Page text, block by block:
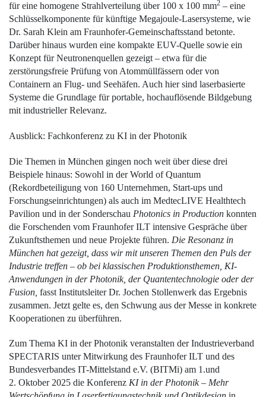
für eine homogene Strahlverteilung über100 x 100 mm2 – eine
Schlüsselkomponente für künftige Megajoule-Lasersysteme, wie
Dr. Sarah Klein am Fraunhofer-Gemeinschaftsstand betonte.
Darüber hinaus wurden eine kompakte EUV-Quelle sowie ein
Konzept für Neutronenquellen gezeigt – etwa für die
zerstörungsfreie Prüfung von Atommüllfässern oder von
Containern an Flug- und Seehäfen. Auch hier sind laserbasierte
Systeme die Grundlage für portable, hochauflösende Bildgebung
mit industrieller Relevanz.
Ausblick: Fachkonferenz zu KI in der Photonik
Die Themen in München gingen noch weit überdiese drei
Beispiele hinaus: Sowohl in der World of Quantum
(Rekordbeteiligung von 160 Unternehmen, Start-ups und
Forschungseinrichtungen) als auch im Medtec­LIVE Healthtech
Pavilion und in der Sonder­schau Photonics in Production konnten
die Forschenden vom Fraunhofer ILT ­intensive Gespräche über
Zukunftsthemen und neue Projekte führen. Die Resonanz in
München hat gezeigt, dass wir mit unseren Themen den Puls der
Industrie treffen – ob bei klassischen Produktionsthemen, KI-
Anwendungen in der Photonik, der Quantentechnologie oder der
Fusion, fasst Institutsleiter Dr. Jochen Stollenwerk das Ergebnis
zusammen. Jetzt gelte es, den Schwung aus der Messe in konkrete
Kooperationen zu überführen.
Zum Thema KI in der Photonik veranstalten der Industrieverband
SPECTARIS unter Mitwirkung des Fraunhofer ILT und des
Bundesverbandes IT-Mittelstand e.V. (BITMi) am 1.und
2. Oktober 2025 die Konferenz KI in der Photonik – Mehr